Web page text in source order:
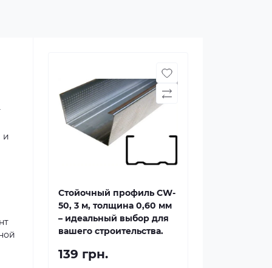
и
Стойочный профиль CW-
50, 3 м, толщина 0,60 мм
– идеальный выбор для
вашего строительства.
139 грн.